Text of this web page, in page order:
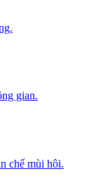
gian.
chế mùi hôi.